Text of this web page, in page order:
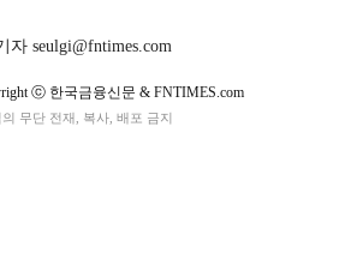
seulgi@fntimes.com
ⓒ 한국금융신문 & FNTIMES.com
무단 전재, 복사, 배포 금지